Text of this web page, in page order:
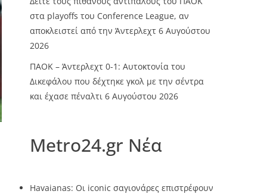
στα playoffs του Conference League, αν
αποκλειστεί από την Άντερλεχτ 6 Αυγούστου
2026
ΠΑΟΚ – Άντερλεχτ 0-1: Αυτοκτονία του
Δικεφάλου που δέχτηκε γκολ με την σέντρα
και έχασε πέναλτι 6 Αυγούστου 2026
Metro24.gr Νέα
Havaianas: Οι iconic σαγιονάρες επιστρέφουν